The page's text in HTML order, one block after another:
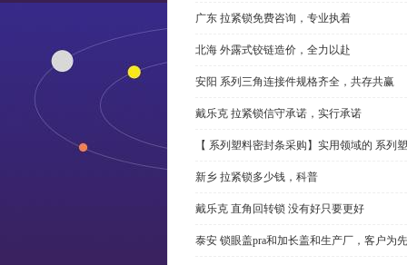
广东 拉紧锁免费咨询，专业执着
北海 外露式铰链造价，全力以赴
安阳 系列三角连接件规格齐全，共存共赢
戴乐克 拉紧锁信守承诺，实行承诺
【 系列塑料密封条采购】实用领域的 系列
新乡 拉紧锁多少钱，科普
戴乐克 直角回转锁 没有好只要更好
泰安 锁眼盖pra和加长盖和生产厂，客户为先